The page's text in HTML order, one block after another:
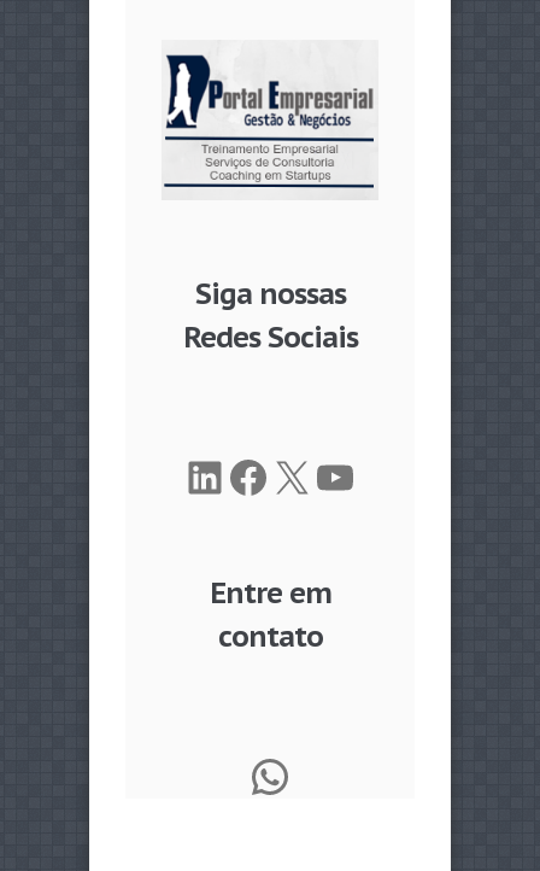
Siga nossas
Redes Sociais
LinkedIn
Facebook
X Youtube
Entre em
contato
WhatsApp